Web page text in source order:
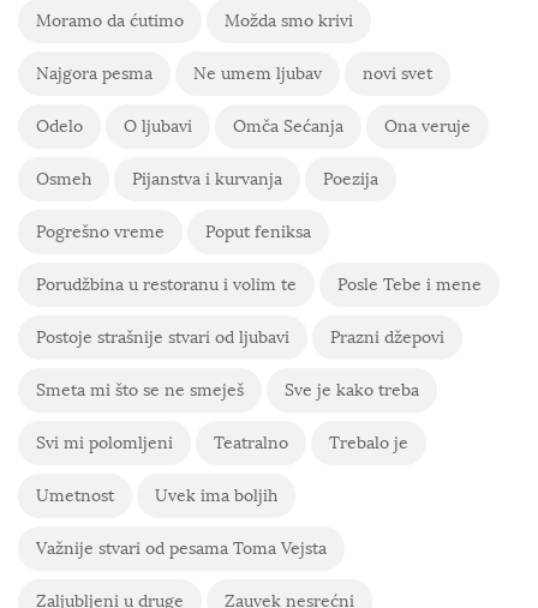
Moramo da ćutimo Možda smo krivi
Najgora pesma Ne umem ljubav novi svet
Odelo O ljubavi Omča Sećanja Ona veruje
Osmeh Pijanstva i kurvanja Poezija
Pogrešno vreme Poput feniksa
Porudžbina u restoranu i volim te Posle Tebe i mene
Postoje strašnije stvari od ljubavi Prazni džepovi
Smeta mi što se ne smeješ Sve je kako treba
Svi mi polomljeni Teatralno Trebalo je
Umetnost Uvek ima boljih
Važnije stvari od pesama Toma Vejsta
Zaljubljeni u druge Zauvek nesrećni